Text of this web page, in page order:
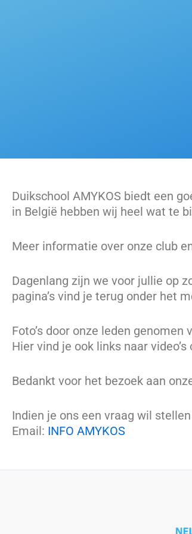
Duikschool AMYKOS biedt een
in België hebben wij heel wat te
Meer informatie over onze club
Dagenlang zijn we voor jullie op
pagina’s vind je terug onder het
Foto’s door onze leden
Hier vind je ook links naar
Bedankt voor het bezoek aan
Indien je ons een vraag wil
Email: INFO AMYKOS